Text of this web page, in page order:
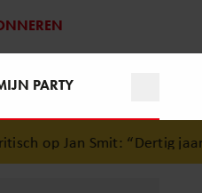
PARTY
op Jan Smit: “Dertig jaar